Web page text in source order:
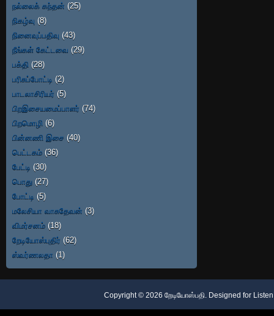
நல்லைக் கந்தன் (25)
நிகழ்வு (8)
நினைவுப்பதிவு (43)
நீங்கள் கேட்டவை (29)
பக்தி (28)
பரிசுப்போட்டி (2)
பாடலாசிரியர் (5)
பிறஇசையமைப்பாளர் (74)
பிறமொழி (6)
பின்னணி இசை (40)
பெட்டகம் (36)
பேட்டி (30)
பொது (27)
போட்டி (5)
மலேசியா வாசுதேவன் (3)
விமர்சனம் (18)
றேடியோஸ்புதிர் (62)
ஸ்வர்ணலதா (1)
Copyright © 2026 றேடியோஸ்பதி. Designed for